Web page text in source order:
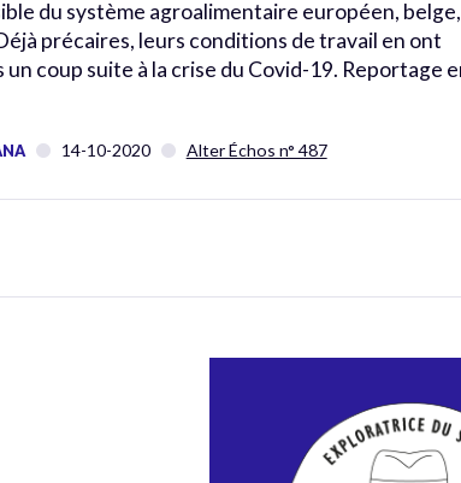
du système agroalimentaire européen, belge,
précaires, leurs conditions de travail en ont
un coup suite à la crise du Covid-19. Reportage
14-10-2020 Alter Échos n° 487